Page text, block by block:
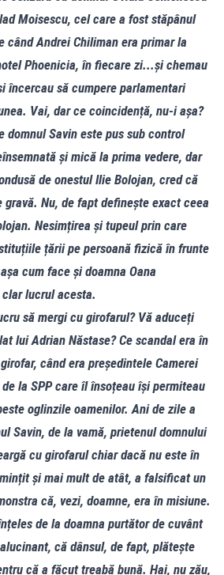
Moisescu, cel care a fost stăpânul
când Andrei Chiliman era primar la
Phoenicia, în fiecare zi...și chemau
încercau să cumpere parlamentari
Vai, dar ce coincidență, nu-i așa?
domnul Savin este pus sub control
și mică la prima vedere, dar
de onestul Ilie Bolojan, cred că
Nu, de fapt definește exact ceea
Nesimțirea și tupeul prin care
țării pe persoană fizică în frunte
cum face și doamna Oana
lucrul acesta.
să mergi cu girofarul? Vă aduceți
lui Adrian Năstase? Ce scandal era în
când era președintele Camerei
la SPP care îl însoțeau își permiteau
oglinzile oamenilor. Ani de zile a
Savin, de la vamă, prietenul domnului
cu girofarul chiar dacă nu este în
și mai mult de atât, a falsificat un
că, vezi, doamne, era în misiune.
de la doamna purtător de cuvânt
că dânsul, de fapt, plătește
că a făcut treabă bună. Hai, nu zău,